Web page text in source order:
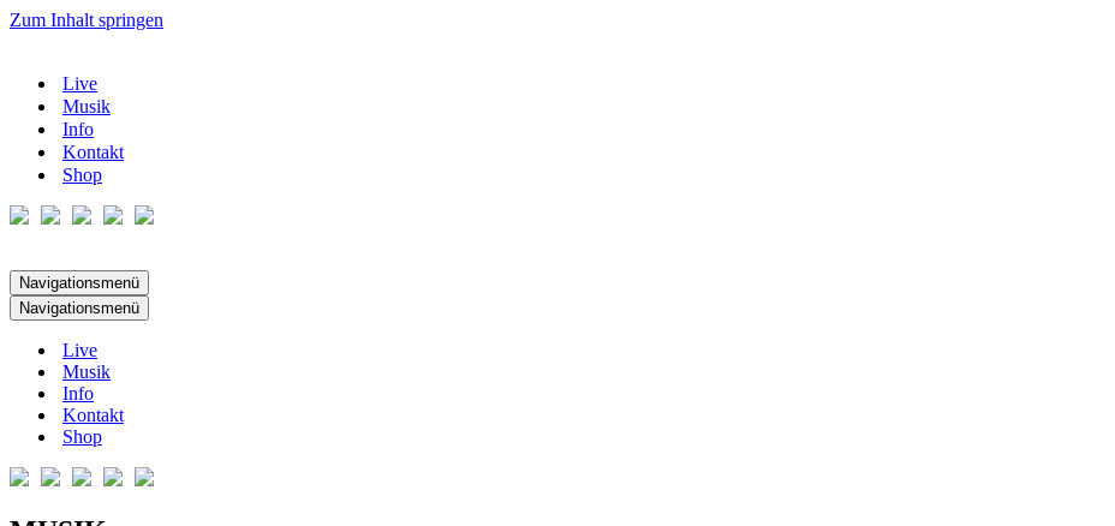
Zum Inhalt springen
Live
Musik
Info
Kontakt
Shop
Navigationsmenü
Navigationsmenü
Live
Musik
Info
Kontakt
Shop